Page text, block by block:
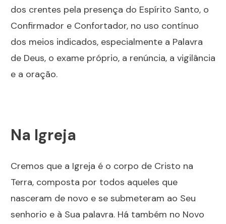
dos crentes pela presença do Espírito Santo, o
Confirmador e Confortador, no uso contínuo
dos meios indicados, especialmente a Palavra
de Deus, o exame próprio, a renúncia, a vigilância
e a oração.
Na Igreja
Cremos que a Igreja é o corpo de Cristo na
Terra, composta por todos aqueles que
nasceram de novo e se submeteram ao Seu
senhorio e à Sua palavra. Há também no Novo